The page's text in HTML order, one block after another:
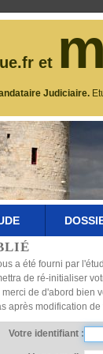
et
Judiciaire.
a été fourni par
de ré-initialiser
de d'abord bien
après modification de
Votre identifiant